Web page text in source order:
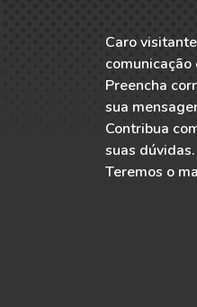
Caro
Preencha
sua
Contribua
suas dúvidas.
Teremos o